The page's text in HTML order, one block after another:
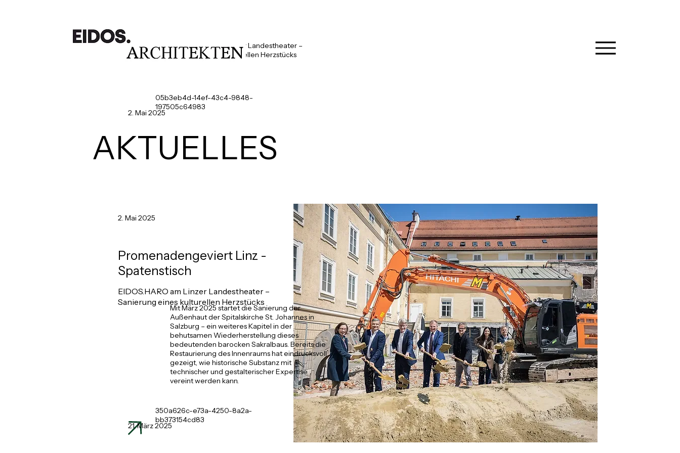
AKTUELLES
EIDOS.HARO am Linzer Landestheater –
Sanierung eines kulturellen Herzstücks
2. Mai 2025
05b3eb4d-14ef-43c4-9848-
197505c64983
2. Mai 2025
Promenadengeviert Linz -
Spatenstisch
EIDOS.HARO am Linzer Landestheater –
Sanierung eines kulturellen Herzstücks
Mit März 2025 startet die Sanierung der
Außenhaut der Spitalskirche St. Johannes in
Salzburg – ein weiteres Kapitel in der
behutsamen Wiederherstellung dieses
bedeutenden barocken Sakralbaus. Bereits die
Restaurierung des Innenraums hat eindrucksvoll
gezeigt, wie historische Substanz mit
technischer und gestalterischer Expertise
vereint werden kann.
21. März 2025
350a626c-e73a-4250-8a2a-
bb373154cd83